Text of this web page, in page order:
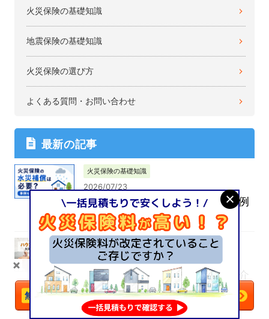
火災保険の基礎知識
地震保険の基礎知識
火災保険の選び方
よくある質問・お問い合わせ
最新の記事
火災保険の基礎知識
2026/07/23
火災保険の水災補償は必要？事例
を紹介！
火災保険の基礎知識
2025/10/29
ハウスメーカーや工務店から紹介
された火災保険に加入しても大丈
夫？メリット・デメリットは？
＼火災保険は 比較で安くなる！／
今すぐ一括見積もりへ